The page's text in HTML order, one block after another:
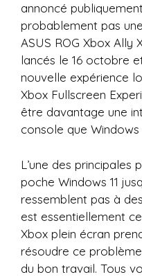
annoncé
probablement pas
ASUS ROG Xbox Ally
lancés le 16 octobre
nouvelle expérience
Xbox Fullscreen
être davantage une
console que Windows
L’une des principales
poche Windows 11
ressemblent pas à
est essentiellement ce
Xbox plein écran
résoudre ce
du bon travail. Tous